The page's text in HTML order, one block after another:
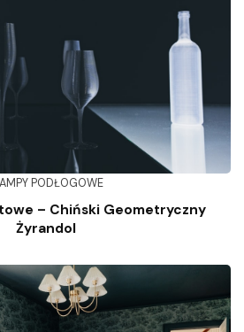
PODŁOGOWE
– Chiński Geometryczny
Żyrandol